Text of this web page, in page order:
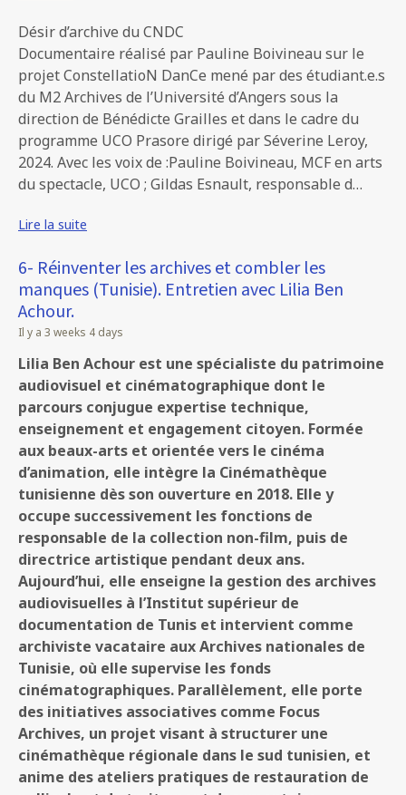
Désir d’archive du CNDC
Documentaire réalisé par Pauline Boivineau sur le
projet ConstellatioN DanCe mené par des étudiant.e.s
du M2 Archives de l’Université d’Angers sous la
direction de Bénédicte Grailles et dans le cadre du
programme UCO Prasore dirigé par Séverine Leroy,
2024. Avec les voix de :Pauline Boivineau, MCF en arts
du spectacle, UCO ; Gildas Esnault, responsable d…
Lire la suite
6- Réinventer les archives et combler les
manques (Tunisie). Entretien avec Lilia Ben
Achour.
Il y a 3 weeks 4 days
Lilia Ben Achour est une spécialiste du patrimoine
audiovisuel et cinématographique dont le
parcours conjugue expertise technique,
enseignement et engagement citoyen. Formée
aux beaux-arts et orientée vers le cinéma
d’animation, elle intègre la Cinémathèque
tunisienne dès son ouverture en 2018. Elle y
occupe successivement les fonctions de
responsable de la collection non-film, puis de
directrice artistique pendant deux ans.
Aujourd’hui, elle enseigne la gestion des archives
audiovisuelles à l’Institut supérieur de
documentation de Tunis et intervient comme
archiviste vacataire aux Archives nationales de
Tunisie, où elle supervise les fonds
cinématographiques. Parallèlement, elle porte
des initiatives associatives comme Focus
Archives, un projet visant à structurer une
cinémathèque régionale dans le sud tunisien, et
anime des ateliers pratiques de restauration de